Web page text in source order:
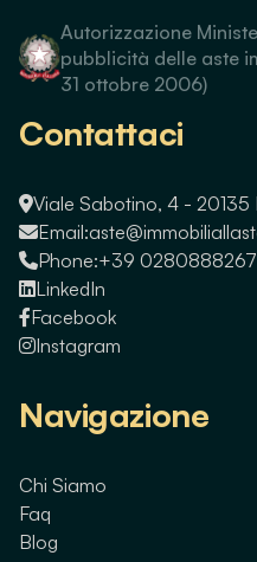
Autorizzazione
pubblicità delle aste
31 ottobre 2006)
Contattaci
Viale Sabotino, 4 - 20135
Email:
Phone:+39 0280888267
LinkedIn
Facebook
Instagram
Navigazione
Chi Siamo
Faq
Blog